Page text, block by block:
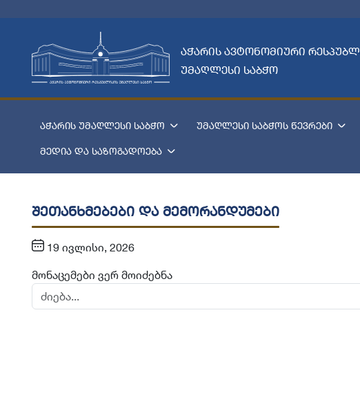
აჭარის ავტონომიური
უმაღლესი საბჭო
აჭარის უმაღლესი საბჭო უმაღლესი საბჭოს წევრები
მედია და საზოგადოება
შეთანხმებები და მემორანდუმები
19 ივლისი, 2026
მონაცემები ვერ მოიძებნა